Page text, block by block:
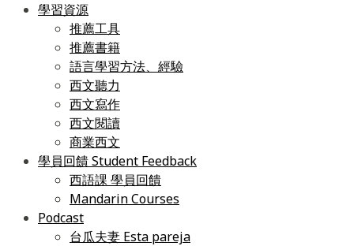
學習資源
推薦工具
推薦書籍
語言學習方法、經驗
西文聽力
西文寫作
西文閱讀
商業西文
學員回饋 Student Feedback
西語課 學員回饋
Mandarin Courses
Podcast
台瓜夫妻 Esta pareja